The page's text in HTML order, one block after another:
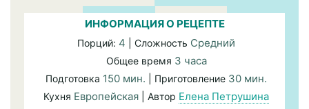
ИНФОРМАЦИЯ О РЕЦЕПТЕ
Порций: 4 | Сложность Средний
Общее время 3 часа
Подготовка 150 мин. | Приготовление 30 мин.
Кухня Европейская | Автор Елена Петрушина